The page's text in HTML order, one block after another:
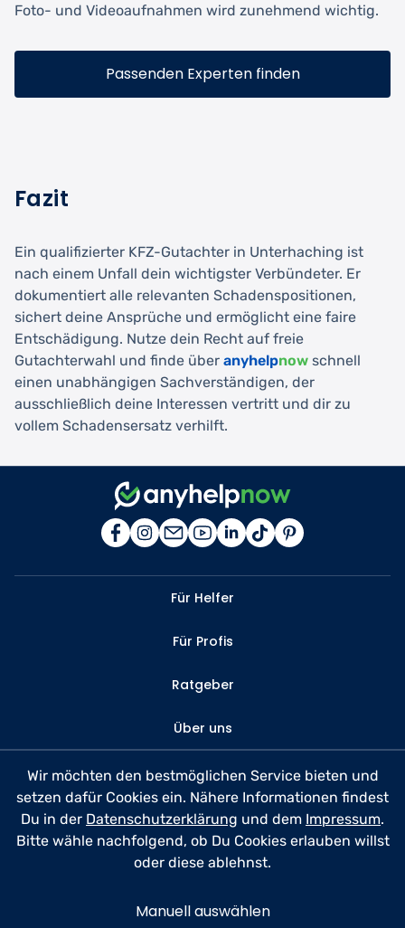
Foto- und Videoaufnahmen wird zunehmend wichtig.
Passenden Experten finden
Fazit
Ein qualifizierter KFZ-Gutachter in Unterhaching ist
nach einem Unfall dein wichtigster Verbündeter. Er
dokumentiert alle relevanten Schadenspositionen,
sichert deine Ansprüche und ermöglicht eine faire
Entschädigung. Nutze dein Recht auf freie
Gutachterwahl und finde über anyhelpnow schnell
einen unabhängigen Sachverständigen, der
ausschließlich deine Interessen vertritt und dir zu
vollem Schadensersatz verhilft.
Für Helfer
Für Profis
Ratgeber
Über uns
Kontakt
FAQ
Datenschutz
Nutzungsbedingungen
Wir möchten den bestmöglichen Service bieten und
setzen dafür Cookies ein. Nähere Informationen findest
Du in der Datenschutzerklärung und dem Impressum.
Bitte wähle nachfolgend, ob Du Cookies erlauben willst
oder diese ablehnst.
Manuell auswählen